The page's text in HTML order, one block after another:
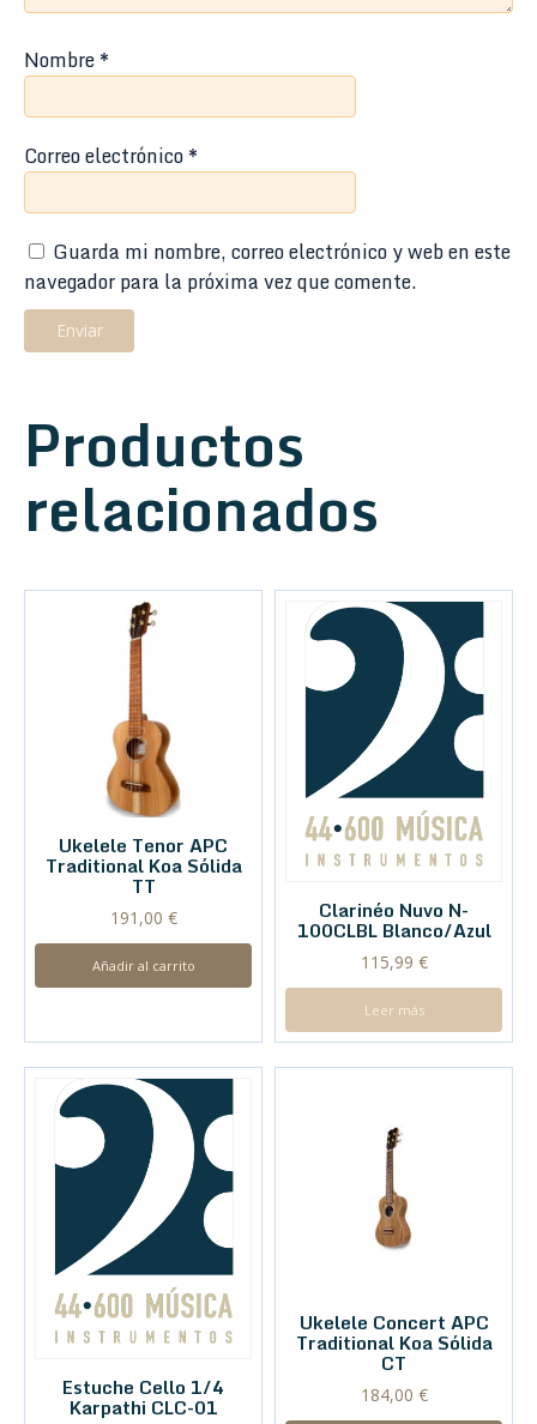
Nombre*
Correo electrónico*
Guarda mi nombre, correo electrónico y web en este
navegador para la próxima vez que comente.
Productos
relacionados
Ukelele Tenor APC
Traditional Koa Sólida
TT
191,00 €
Añadir al carrito
Clarinéo Nuvo N-
100CLBL Blanco/Azul
115,99 €
Leer más
Estuche Cello 1/4
Karpathi CLC-01
Ukelele Concert APC
Traditional Koa Sólida
CT
184,00 €